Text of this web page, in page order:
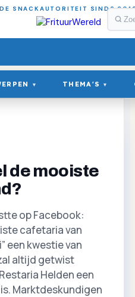
DE SNACKAUTORITEIT SINDS
▾ THEMA'S ▾
de mooiste
op Facebook:
cafetaria van
een kwestie van
altijd getwist
Helden een
Marktdeskundigen